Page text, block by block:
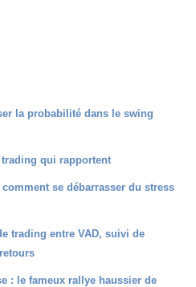
la probabilité dans le swing
qui rapportent
se débarrasser du stress
trading entre VAD, suivi de
: le fameux rallye haussier de